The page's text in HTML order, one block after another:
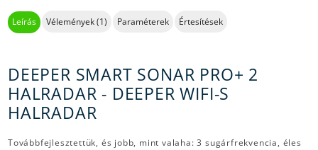
Leírás Vélemények (1) Paraméterek Értesítések
DEEPER SMART SONAR PRO+ 2
HALRADAR - DEEPER WIFI-S
HALRADAR
Továbbfejlesztettük, és jobb, mint valaha: 3 sugárfrekvencia, éles